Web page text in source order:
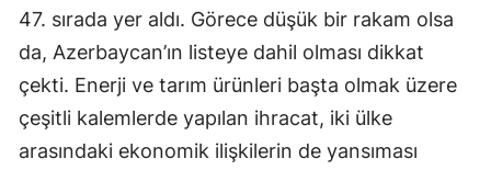
Siirt
Sinop
47. sırada yer aldı. Görece düşük bir rakam olsa
da, Azerbaycan’ın listeye dahil olması dikkat
çekti. Enerji ve tarım ürünleri başta olmak üzere
çeşitli kalemlerde yapılan ihracat, iki ülke
arasındaki ekonomik ilişkilerin de yansıması